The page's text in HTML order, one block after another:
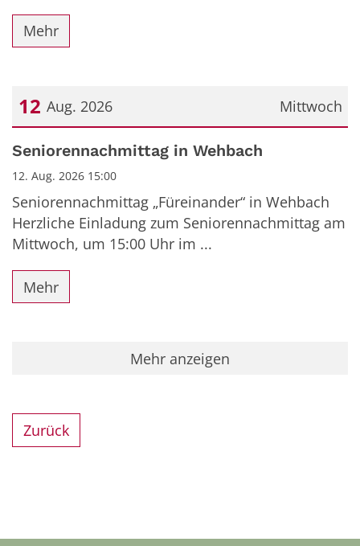
Mehr
Mittwoch
12 Aug. 2026
Datum: 12. August 2026
Seniorennachmittag in Wehbach
12. Aug. 2026 15:00
Seniorennachmittag „Füreinander“ in Wehbach
Herzliche Einladung zum Seniorennachmittag am
Mittwoch, um 15:00 Uhr im ...
Mehr
Mehr anzeigen
Zurück